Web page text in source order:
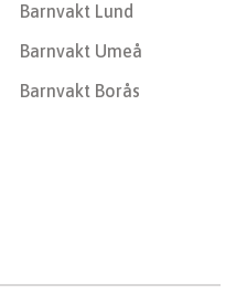
Barnvakt Lund
Barnvakt Umeå
Barnvakt Borås